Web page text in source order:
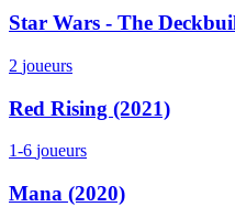
Star Wars - The
2 joueurs
Red Rising (2021)
1-6 joueurs
Mana (2020)